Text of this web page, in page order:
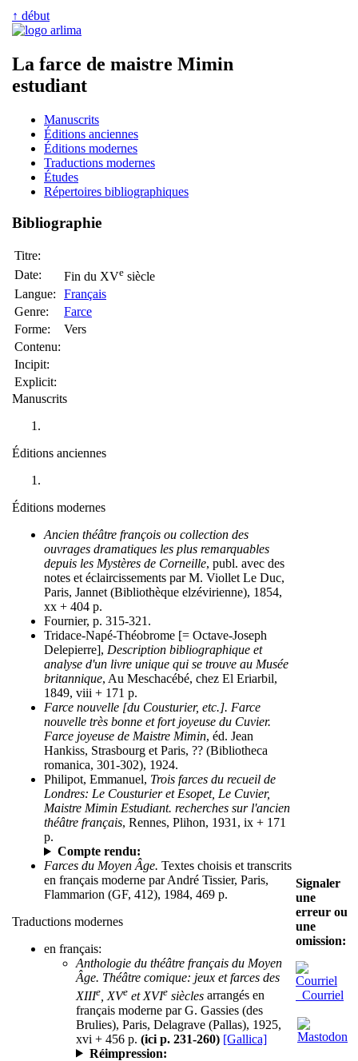
↑ début
La farce de maistre Mimin
estudiant
Manuscrits
Éditions anciennes
Éditions modernes
Traductions modernes
Études
Répertoires bibliographiques
Bibliographie
Titre:
Date:
Fin du XVe siècle
Langue:
Français
Genre:
Farce
Forme:
Vers
Contenu:
Incipit:
Explicit:
Manuscrits
Éditions anciennes
Éditions modernes
Ancien théâtre françois ou collection des
ouvrages dramatiques les plus remarquables
depuis les Mystères de Corneille, publ. avec des
notes et éclaircissements par M. Viollet Le Duc,
Paris, Jannet (Bibliothèque elzévirienne), 1854,
xx + 404 p.
Fournier, p. 315-321.
Tridace-Napé-Théobrome [= Octave-Joseph
Delepierre], Description bibliographique et
analyse d'un livre unique qui se trouve au Musée
britannique, Au Meschacébé, chez El Eriarbil,
1849, viii + 171 p.
Farce nouvelle [du Cousturier, etc.]. Farce
nouvelle très bonne et fort joyeuse du Cuvier.
Farce joyeuse de Maistre Mimin, éd. Jean
Hankiss, Strasbourg et Paris, ?? (Bibliotheca
romanica, 301-302), 1924.
Philipot, Emmanuel, Trois farces du recueil de
Londres: Le Cousturier et Esopet, Le Cuvier,
Maistre Mimin Estudiant. recherches sur l'ancien
théâtre français, Rennes, Plihon, 1931, ix + 171
p.
Compte rendu:
Farces du Moyen Âge. Textes choisis et transcrits
en français moderne par André Tissier, Paris,
Flammarion (GF, 412), 1984, 469 p.
Traductions modernes
en français:
Anthologie du théâtre français du Moyen
Âge. Théâtre comique: jeux et farces des
XIIIe , XVe et XVIe siècles arrangés en
français moderne par G. Gassies (des
Brulies), Paris, Delagrave (Pallas), 1925,
xvi + 456 p. (ici p. 231-260) [Gallica]
Réimpression:
Signaler
une
erreur ou
une
omission:
Courriel